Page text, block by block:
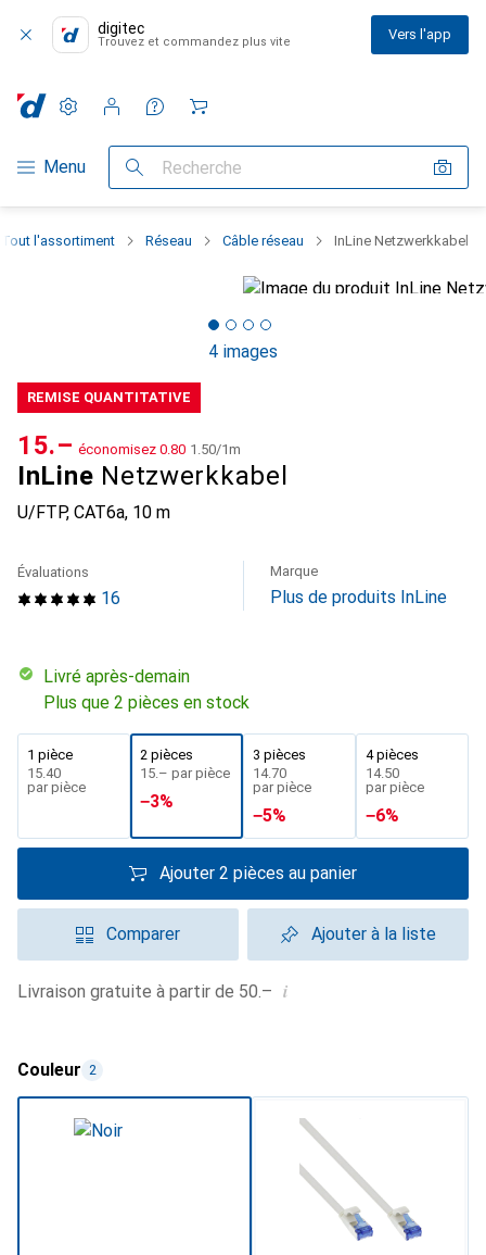
digitec
Trouvez et commandez plus vite Vers l'app
Navigation par catégorie
Menu Recherche
Paramètres
Compte client
Listes de comparaison
Listes d'envies
Panier
Tout l'assortiment Réseau Câble réseau InLine Netzwerkkabel
4 images
REMISE QUANTITATIVE
InLine Netzwerkkabel
U/FTP, CAT6a, 10 m
CHF
15.– économisez CHF
0.80 CHF
1.50/1m
16
Évaluations Marque
Plus de produits InLine
Livré après-demain
Plus que 2 pièces en stock
1 pièce
CHF
15.40
par pièce
2 pièces
CHF
15.– par pièce
−3%
3 pièces
CHF
14.70
par pièce
−5%
4 pièces
CHF
14.50
par pièce
−6%
Ajouter 2 pièces au panier
Comparer Ajouter à la liste
Livraison gratuite à partir de 50.– i
Couleur 2